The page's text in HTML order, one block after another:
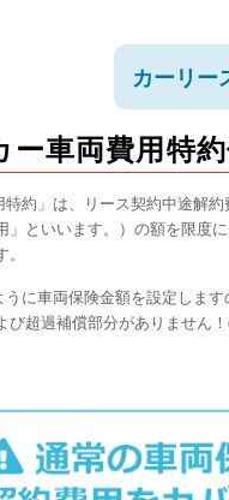
カーリー
ー車両費用特
特約」は、リース契約中途解約
」といいます。）の額を限度
に車両保険金額を設定します
び超過補償部分がありません